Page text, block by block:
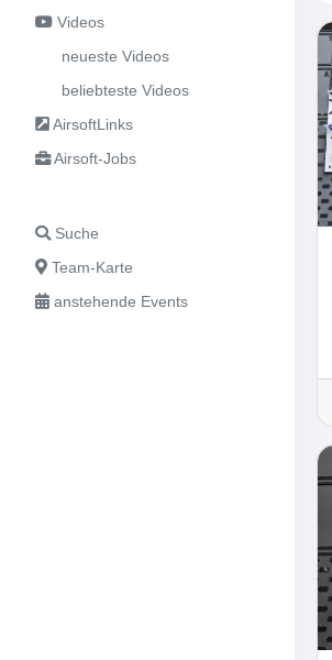
Videos
neueste Videos
beliebteste Videos
AirsoftLinks
Airsoft-Jobs
Suche
Team-Karte
anstehende Events